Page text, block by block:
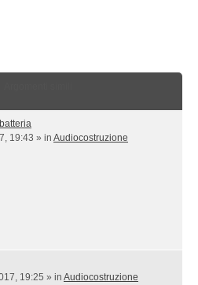
19:43 » in Audiocostruzione
19:25 » in Audiocostruzione